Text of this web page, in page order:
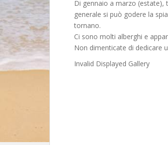
Di gennaio a marzo (estate),
generale si può godere la
tornano.
Ci sono molti alberghi e
Non dimenticate di dedicare
Invalid Displayed Gallery